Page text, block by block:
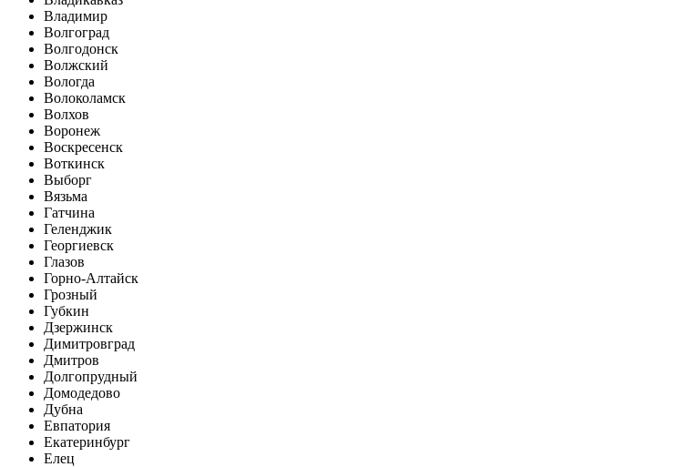
Владимир
Волгоград
Волгодонск
Волжский
Вологда
Волоколамск
Волхов
Воронеж
Воскресенск
Воткинск
Выборг
Вязьма
Гатчина
Геленджик
Георгиевск
Глазов
Горно-Алтайск
Грозный
Губкин
Дзержинск
Димитровград
Дмитров
Долгопрудный
Домодедово
Дубна
Евпатория
Екатеринбург
Елец